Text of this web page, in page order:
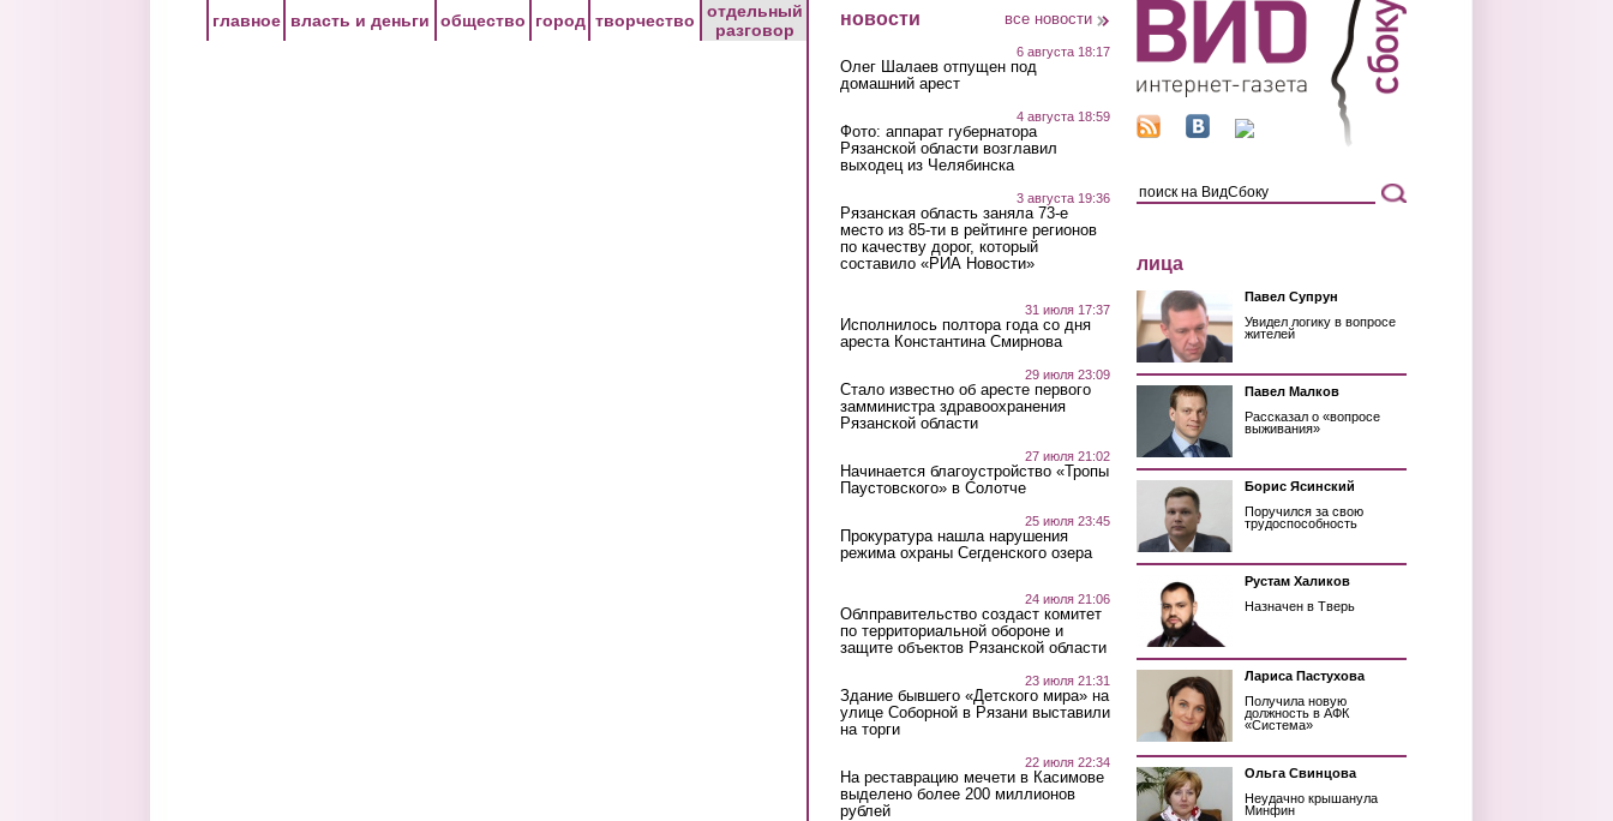
главное власть и деньги общество город творчество
отдельный
разговор
новости все новости
6 августа 18:17
Олег Шалаев отпущен под
домашний арест
4 августа 18:59
Фото: аппарат губернатора
Рязанской области возглавил
выходец из Челябинска
3 августа 19:36
Рязанская область заняла 73-е
место из 85-ти в рейтинге регионов
по качеству дорог, который
составило «РИА Новости»
31 июля 17:37
Исполнилось полтора года со дня
ареста Константина Смирнова
29 июля 23:09
Стало известно об аресте первого
замминистра здравоохранения
Рязанской области
27 июля 21:02
Начинается благоустройство «Тропы
Паустовского» в Солотче
25 июля 23:45
Прокуратура нашла нарушения
режима охраны Сегденского озера
24 июля 21:06
Облправительство создаст комитет
по территориальной обороне и
защите объектов Рязанской области
23 июля 21:31
Здание бывшего «Детского мира» на
улице Соборной в Рязани выставили
на торги
22 июля 22:34
На реставрацию мечети в Касимове
выделено более 200 миллионов
рублей
лица
Павел Супрун
Увидел логику в вопросе
жителей
Павел Малков
Рассказал о «вопросе
выживания»
Борис Ясинский
Поручился за свою
трудоспособность
Рустам Халиков
Назначен в Тверь
Лариса Пастухова
Получила новую
должность в АФК
«Система»
Ольга Свинцова
Неудачно крышанула
Минфин